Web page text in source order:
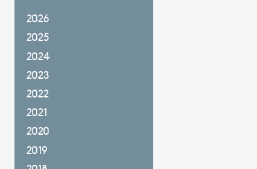
2026
2025
2024
2023
2022
2021
2020
2019